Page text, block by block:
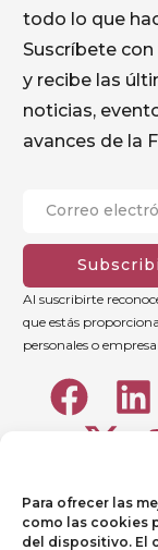
Para ofrecer las
como las cookies
del dispositivo. El
todo lo que
Suscríbete
y recibe las
noticias,
avances de la
Al suscribirte
que estás
personales o